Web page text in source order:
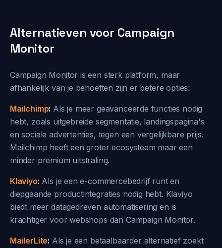
Alternatieven voor Campaign
Monitor
Campaign Monitor is een sterk platform, maar
afhankelijk van je behoeften zijn er betere opties:
Mailchimp: Als je meer geavanceerde functies nodig
hebt, zoals uitgebreide segmentatie, landingspagina's
en sociale advertenties, tegen een vergelijkbare prijs.
Mailchimp heeft een groter ecosysteem maar een
minder premium uitstraling.
Klaviyo: Als je een e-commercebedrijf runt en
diepgaande productintegraties nodig hebt. Klaviyo
biedt meer datagedreven automatisering en is
krachtiger voor webshops dan Campaign Monitor.
MailerLite: Als je een betaalbaarder alternatief zoekt